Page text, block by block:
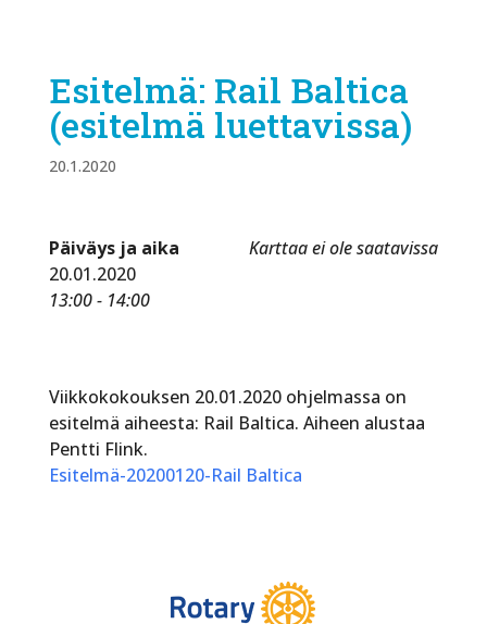
Esitelmä: Rail Baltica
(esitelmä luettavissa)
20.1.2020
Karttaa ei ole saatavissa
Päiväys ja aika
20.01.2020
13:00 - 14:00
Viikkokokouksen 20.01.2020 ohjelmassa on
esitelmä aiheesta: Rail Baltica. Aiheen alustaa
Pentti Flink.
Esitelmä-20200120-Rail Baltica